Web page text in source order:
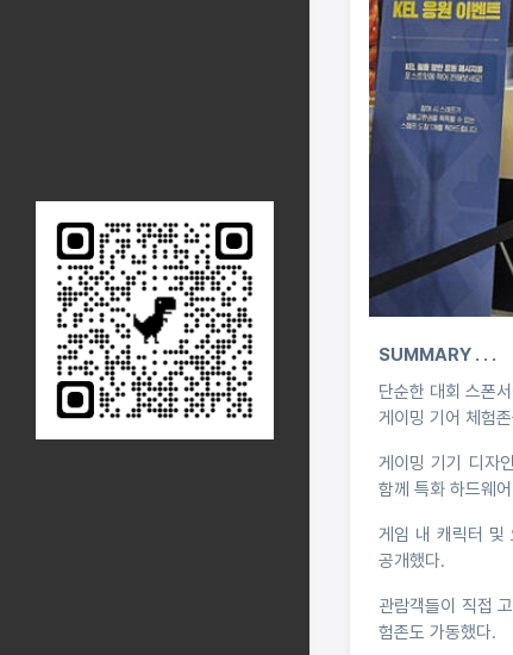
SUMMARY . . .
단순한 대회 스폰
게이밍 기어 체험
게이밍 기기 디자
함께 특화 하드웨
게임 내 캐릭터 및
공개했다.
관람객들이 직접
험존도 가동했다.